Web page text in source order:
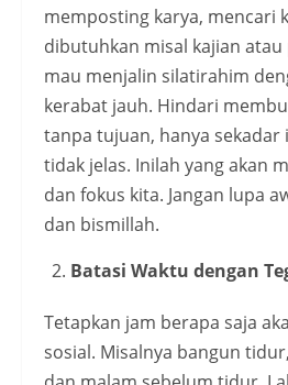
memposting karya, mencari
dibutuhkan misal kajian
mau menjalin silatirahim
kerabat jauh. Hindari
tanpa tujuan, hanya sekadar
tidak jelas. Inilah yang akan
dan fokus kita. Jangan lupa
dan bismillah.
Batasi Waktu dengan
Tetapkan jam berapa saja
sosial. Misalnya bangun